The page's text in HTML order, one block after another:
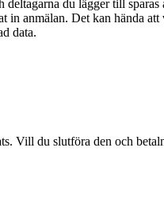
du lägger till
anmälan. Det kan hända
data.
Vill du slutföra den och